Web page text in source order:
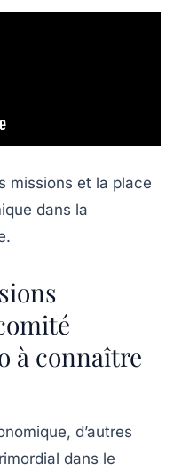
missions et la place
dans la
à connaître
d’autres
dans le